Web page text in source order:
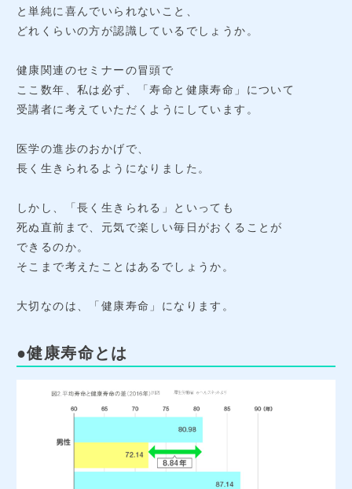
と単純に喜んでいられないこと、
どれくらいの方が認識しているでしょうか。
健康関連のセミナーの冒頭で
ここ数年、私は必ず、「寿命と健康寿命」について
受講者に考えていただくようにしています。
医学の進歩のおかげで、
長く生きられるようになりました。
しかし、「長く生きられる」といっても
死ぬ直前まで、元気で楽しい毎日がおくることが
できるのか。
そこまで考えたことはあるでしょうか。
大切なのは、「健康寿命」になります。
●健康寿命とは